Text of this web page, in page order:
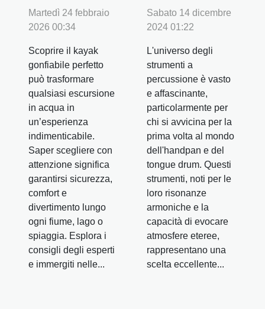
Martedì 24 febbraio
2026 00:34
Scoprire il kayak
gonfiabile perfetto
può trasformare
qualsiasi escursione
in acqua in
un’esperienza
indimenticabile.
Saper scegliere con
attenzione significa
garantirsi sicurezza,
comfort e
divertimento lungo
ogni fiume, lago o
spiaggia. Esplora i
consigli degli esperti
e immergiti nelle...
Sabato 14 dicembre
2024 01:22
L'universo degli
strumenti a
percussione è vasto
e affascinante,
particolarmente per
chi si avvicina per la
prima volta al mondo
dell'handpan e del
tongue drum. Questi
strumenti, noti per le
loro risonanze
armoniche e la
capacità di evocare
atmosfere eteree,
rappresentano una
scelta eccellente...